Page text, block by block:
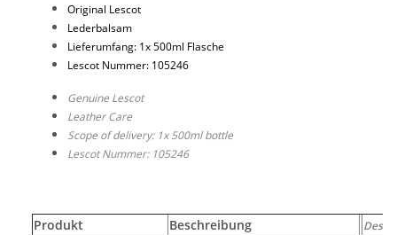
Original Lescot
Lederbalsam
Lieferumfang: 1x 500ml Flasche
Lescot Nummer: 105246
Genuine Lescot
Leather Care
Scope of delivery: 1x 500ml bottle
Lescot Nummer: 105246
Produkt Beschreibung